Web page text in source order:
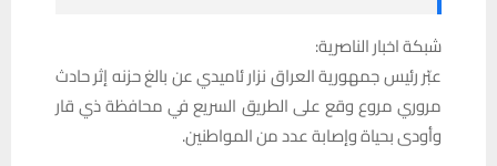
شبكة اخبار الناصرية:
عبّر رئيس جمهورية العراق نزار ئاميدي عن بالغ حزنه إثر حادث
مروري مروع وقع على الطريق السريع في محافظة ذي قار
وأودى بحياة وإصابة عدد من المواطنين.